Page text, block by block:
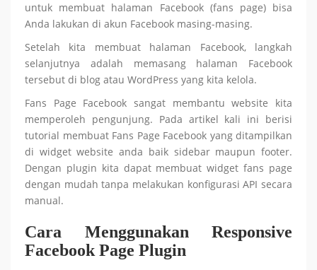
Tutorial Bahasa R : #4 Fungsi dan Kontrol Aliran di R
18 September 2025
untuk membuat halaman Facebook (fans page) bisa
Anda lakukan di akun Facebook masing-masing.
Setelah kita membuat halaman Facebook, langkah
selanjutnya adalah memasang halaman Facebook
tersebut di blog atau WordPress yang kita kelola.
Fans Page Facebook sangat membantu website kita
memperoleh pengunjung. Pada artikel kali ini berisi
tutorial membuat Fans Page Facebook yang ditampilkan
di widget website anda baik sidebar maupun footer.
Dengan plugin kita dapat membuat widget fans page
dengan mudah tanpa melakukan konfigurasi API secara
manual.
Cara Menggunakan Responsive
Facebook Page Plugin